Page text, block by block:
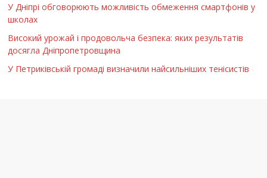
У Дніпрі обговорюють можливість обмеження смартфонів у
школах
Високий урожай і продовольча безпека: яких результатів
досягла Дніпропетровщина
У Петриківській громаді визначили найсильніших тенісистів